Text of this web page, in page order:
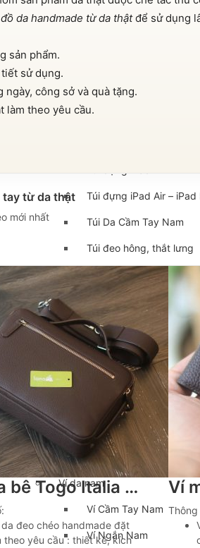
Cặp da cán bộ
Túi đeo chéo nam
Túi Bao Tử Nam Da Thật
Túi đựng iPad Air – iPad
Túi Da Cầm Tay Nam
Túi đeo hông, thắt lưng
Túi da đeo ngực, đeo
Túi đựng macbook
Balo Da Nam
Balo đựng Laptop 13-
Balo đựng Laptop 15-
Balo mini da thật
Balo du lịch
Balo da đeo chéo nam
Ví da nam
Ví Cầm Tay Nam
Ví Ngắn Nam
đồ da handmade từ da thậtđể sử dụng
sản phẩm.
sử dụng.
công sở và quà tặng.
làm theo yêu cầu.
tay từ da thật
mới nhất
Túi da bê Togo Italia xách tay kết hợp đeo chéo khâu tay Lano TDH028
da đeo chéo handmade đặt
theo yêu cầu : thiết kế, kích
Thông